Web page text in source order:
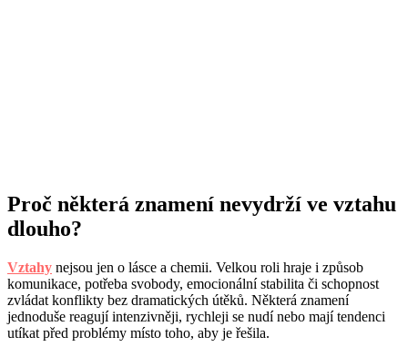
Proč některá znamení nevydrží ve vztahu
dlouho?
Vztahy nejsou jen o lásce a chemii. Velkou roli hraje i způsob
komunikace, potřeba svobody, emocionální stabilita či schopnost
zvládat konflikty bez dramatických útěků. Některá znamení
jednoduše reagují intenzivněji, rychleji se nudí nebo mají tendenci
utíkat před problémy místo toho, aby je řešila.